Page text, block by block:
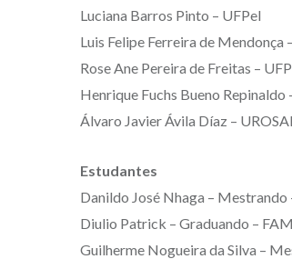
Luciana Barros Pinto – UFPel
Luis Felipe Ferreira de Mendonça
Rose Ane Pereira de Freitas –
Henrique Fuchs Bueno Repinaldo
Álvaro Javier Ávila Díaz –
Estudantes
Danildo José Nhaga –
Diulio Patrick – Graduando –
Guilherme Nogueira da Silva –